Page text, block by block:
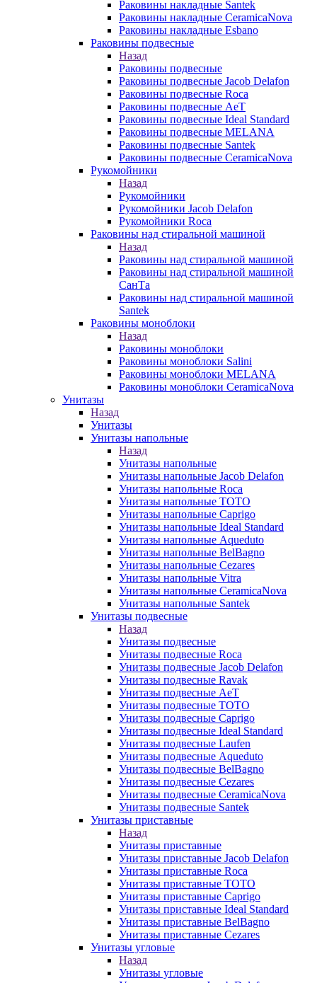
Раковины накладные Santek
Раковины накладные CeramicaNova
Раковины накладные Esbano
Раковины подвесные
Назад
Раковины подвесные
Раковины подвесные Jacob Delafon
Раковины подвесные Roca
Раковины подвесные AeT
Раковины подвесные Ideal Standard
Раковины подвесные MELANA
Раковины подвесные Santek
Раковины подвесные CeramicaNova
Рукомойники
Назад
Рукомойники
Рукомойники Jacob Delafon
Рукомойники Roca
Раковины над стиральной машиной
Назад
Раковины над стиральной машиной
Раковины над стиральной машиной
СанТа
Раковины над стиральной машиной
Santek
Раковины моноблоки
Назад
Раковины моноблоки
Раковины моноблоки Salini
Раковины моноблоки MELANA
Раковины моноблоки CeramicaNova
Унитазы
Назад
Унитазы
Унитазы напольные
Назад
Унитазы напольные
Унитазы напольные Jacob Delafon
Унитазы напольные Roca
Унитазы напольные TOTO
Унитазы напольные Caprigo
Унитазы напольные Ideal Standard
Унитазы напольные Aqueduto
Унитазы напольные BelBagno
Унитазы напольные Cezares
Унитазы напольные Vitra
Унитазы напольные CeramicaNova
Унитазы напольные Santek
Унитазы подвесные
Назад
Унитазы подвесные
Унитазы подвесные Roca
Унитазы подвесные Jacob Delafon
Унитазы подвесные Ravak
Унитазы подвесные AeT
Унитазы подвесные TOTO
Унитазы подвесные Caprigo
Унитазы подвесные Ideal Standard
Унитазы подвесные Laufen
Унитазы подвесные Aqueduto
Унитазы подвесные BelBagno
Унитазы подвесные Cezares
Унитазы подвесные CeramicaNova
Унитазы подвесные Santek
Унитазы приставные
Назад
Унитазы приставные
Унитазы приставные Jacob Delafon
Унитазы приставные Roca
Унитазы приставные TOTO
Унитазы приставные Caprigo
Унитазы приставные Ideal Standard
Унитазы приставные BelBagno
Унитазы приставные Cezares
Унитазы угловые
Назад
Унитазы угловые